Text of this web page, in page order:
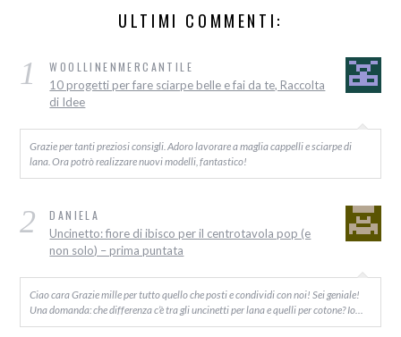
ULTIMI COMMENTI:
1 WOOLLINENMERCANTILE
10 progetti per fare sciarpe belle e fai da te, Raccolta
di Idee
Grazie per tanti preziosi consigli. Adoro lavorare a maglia cappelli e sciarpe di
lana. Ora potrò realizzare nuovi modelli, fantastico!
2 DANIELA
Uncinetto: fiore di ibisco per il centrotavola pop (e
non solo) – prima puntata
Ciao cara Grazie mille per tutto quello che posti e condividi con noi! Sei geniale!
Una domanda: che differenza c’è tra gli uncinetti per lana e quelli per cotone? Io…